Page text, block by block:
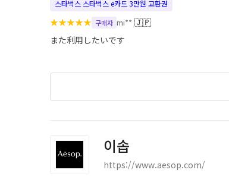
스타벅스 스타벅스 e카드 3만원 교환권
★★★★★ 구매자 mi** 🇯🇵
また利用したいです
이솝
https://www.aesop.com/